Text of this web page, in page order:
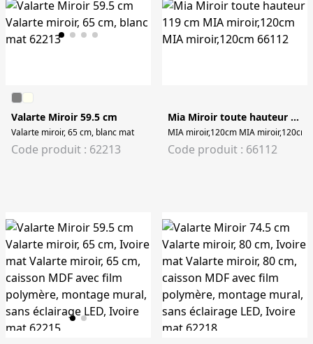
Valarte Miroir 59.5 cm
Valarte miroir, 65 cm, blanc mat
Code produit : 62213
Mia Miroir toute hauteur 119 cm
MIA miroir,120cm MIA miroir,120cm
Code produit : 66112